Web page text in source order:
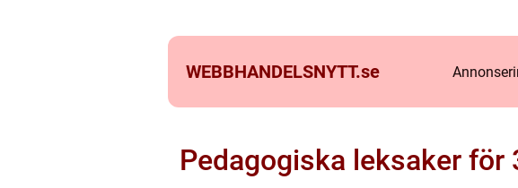
WEBBHANDELSNYTT.se
Pedagogiska leksaker